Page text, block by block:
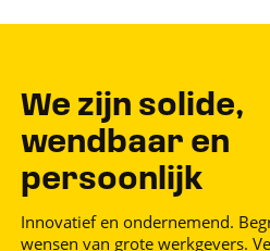
We zijn solide,
wendbaar en
persoonlijk
Innovatief en ondernemend.
wensen van grote werkgevers.